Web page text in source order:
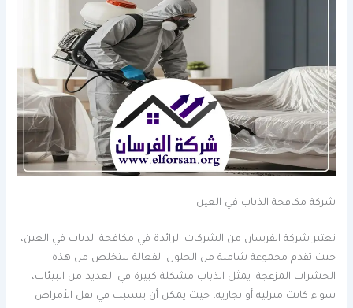
شركة مكافحة الذباب في العين
تعتبر شركة الفرسان من الشركات الرائدة في مكافحة الذباب في العين،
حيث تقدم مجموعة شاملة من الحلول الفعالة للتخلص من هذه
الحشرات المزعجة. يمثل الذباب مشكلة كبيرة في العديد من البيئات،
سواء كانت منزلية أو تجارية، حيث يمكن أن يتسبب في نقل الأمراض